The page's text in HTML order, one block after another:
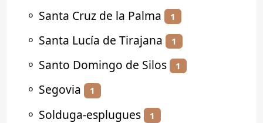
⚬ Santa Cruz de la Palma 1
⚬ Santa Lucía de Tirajana 1
⚬ Santo Domingo de Silos 1
⚬ Segovia 1
⚬ Solduga-esplugues 1